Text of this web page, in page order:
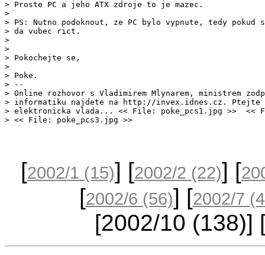
> Proste PC a jeho ATX zdroje to je mazec.
>
> PS: Nutno podoknout, ze PC bylo vypnute, tedy pokud
> da vubec rict.
>
>
> Pokochejte se,
>
> Poke.
> --
> Online rozhovor s Vladimirem Mlynarem, ministrem
> informatiku najdete na http://invex.idnes.cz. Ptejte
> elektronicka vlada... << File: poke_pcs1.jpg >>  <<
[2002/1 (15)] [2002/2 (22)] [
[2002/6 (56)] [2002/7
[2002/10 (138)]